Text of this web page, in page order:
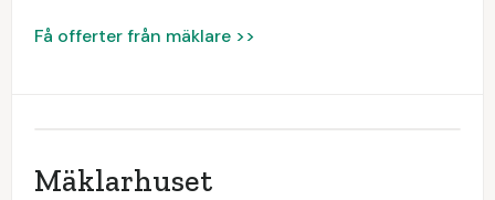
Få offerter från mäklare >>
Mäklarhuset